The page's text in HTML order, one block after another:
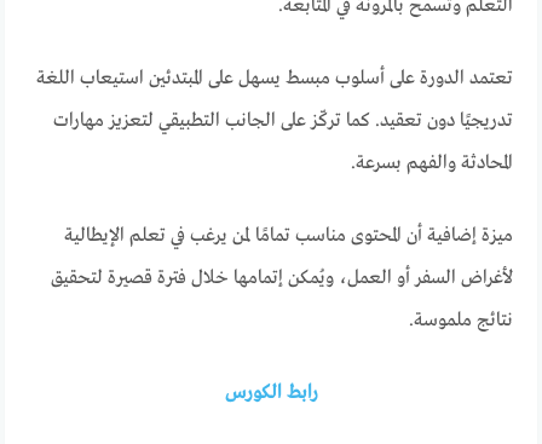
التعلم وتسمح بالمرونة في المتابعة.
تعتمد الدورة على أسلوب مبسط يسهل على المبتدئين استيعاب اللغة
تدريجيًا دون تعقيد. كما تركّز على الجانب التطبيقي لتعزيز مهارات
المحادثة والفهم بسرعة.
ميزة إضافية أن المحتوى مناسب تمامًا لمن يرغب في تعلم الإيطالية
لأغراض السفر أو العمل، ويُمكن إتمامها خلال فترة قصيرة لتحقيق
نتائج ملموسة.
رابط الكورس